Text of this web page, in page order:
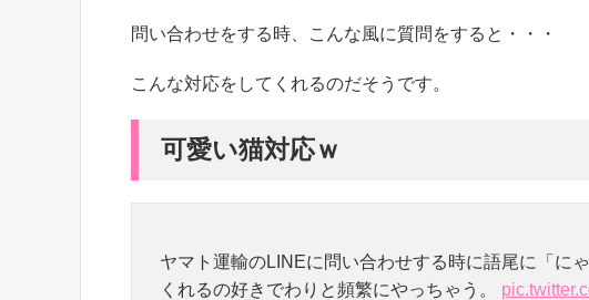
問い合わせをする時、こんな風に質問をすると・・・
こんな対応をしてくれるのだそうです。
可愛い猫対応ｗ
ヤマト運輸のLINEに問い合わせする時に語尾に「に
くれるの好きでわりと頻繁にやっちゃう。